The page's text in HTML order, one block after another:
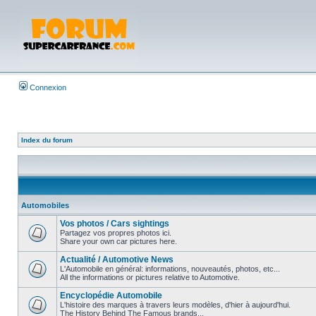
Connexion
Index du forum
Automobiles
Vos photos / Cars sightings
Partagez vos propres photos ici.
Share your own car pictures here.
Actualité / Automotive News
L'Automobile en général: informations, nouveautés, photos, etc...
All the informations or pictures relative to Automotive.
Encyclopédie Automobile
L'histoire des marques à travers leurs modèles, d'hier à aujourd'hui.
The History Behind The Famous brands...